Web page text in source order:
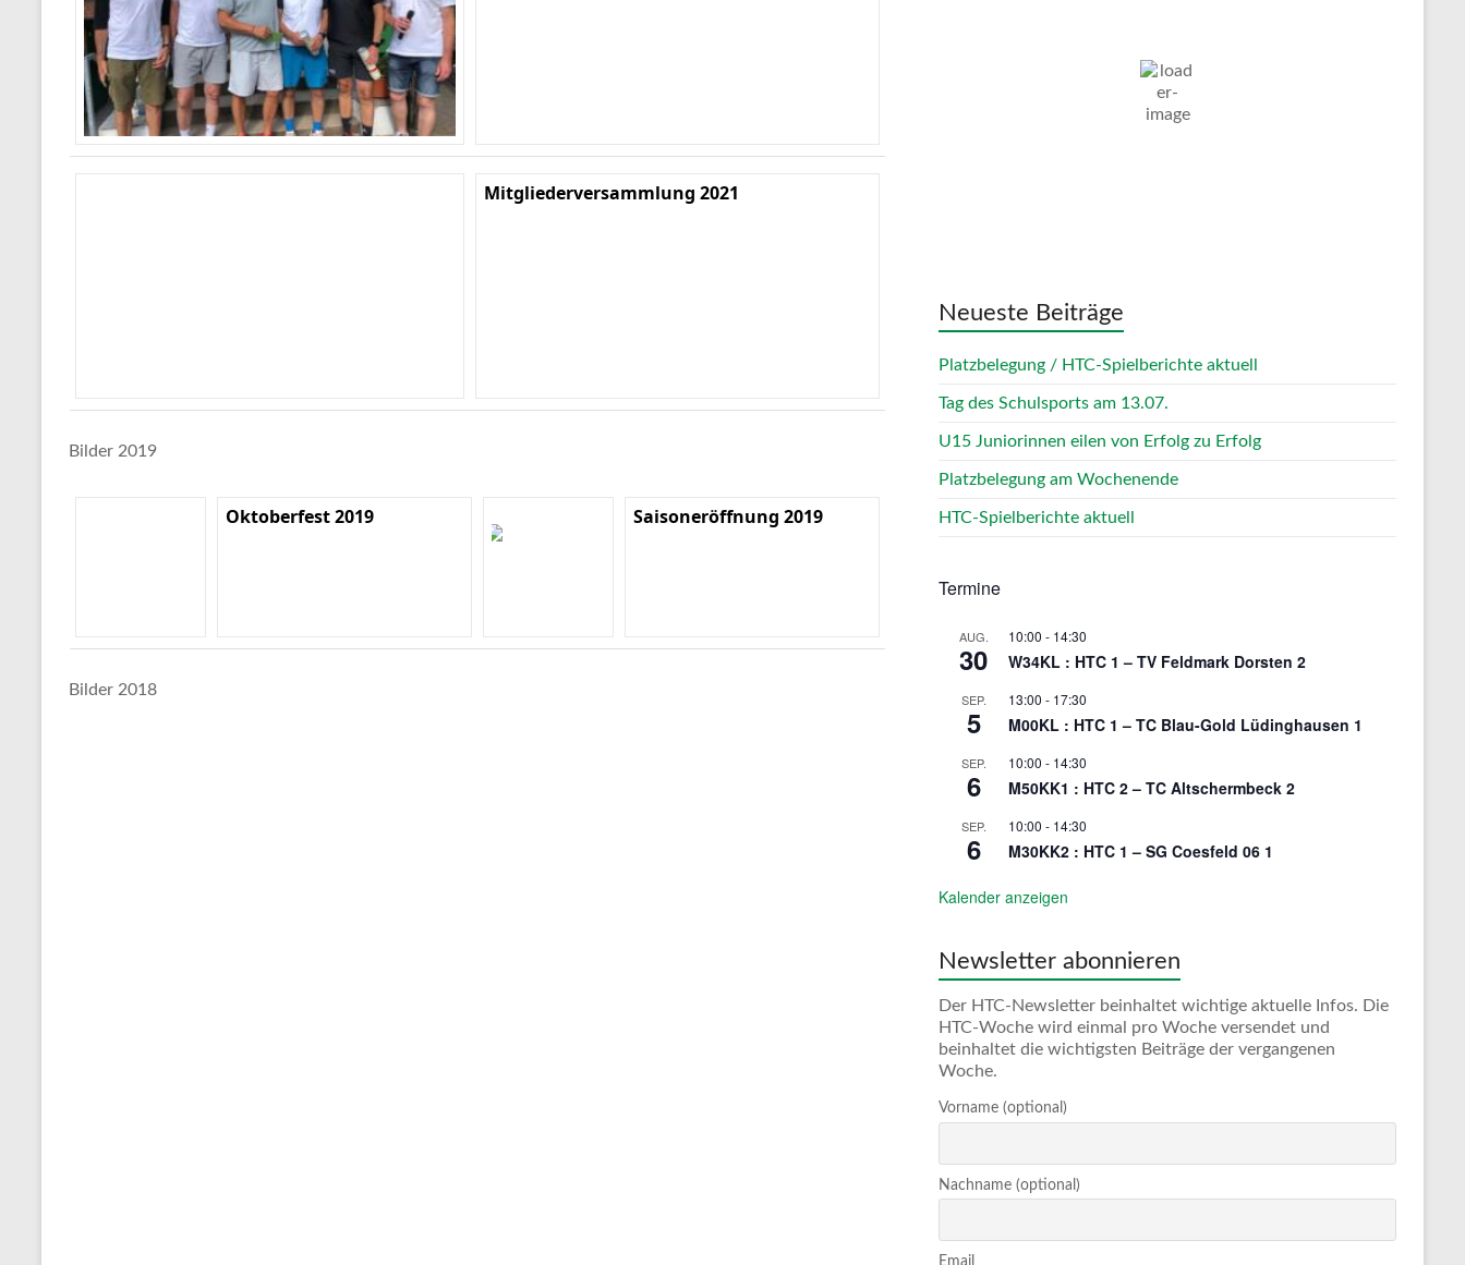
Mitgliederversammlung 2021
Bilder 2019
Oktoberfest 2019 Saisoneröffnung 2019
Bilder 2018
Neueste Beiträge
Platzbelegung / HTC-Spielberichte aktuell
Tag des Schulsports am 13.07.
U15 Juniorinnen eilen von Erfolg zu Erfolg
Platzbelegung am Wochenende
HTC-Spielberichte aktuell
Termine
AUG.
30
10:00 - 14:30
W34KL : HTC 1 – TV Feldmark Dorsten 2
SEP.
5
13:00 - 17:30
M00KL : HTC 1 – TC Blau-Gold Lüdinghausen 1
SEP.
6
10:00 - 14:30
M50KK1 : HTC 2 – TC Altschermbeck 2
SEP.
6
10:00 - 14:30
M30KK2 : HTC 1 – SG Coesfeld 06 1
Kalender anzeigen
Newsletter abonnieren
Der HTC-Newsletter beinhaltet wichtige aktuelle Infos. Die
HTC-Woche wird einmal pro Woche versendet und
beinhaltet die wichtigsten Beiträge der vergangenen
Woche.
Vorname (optional)
Nachname (optional)